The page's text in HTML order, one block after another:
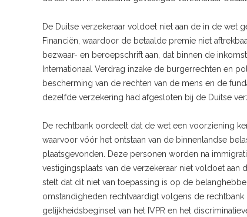
De Duitse verzekeraar voldoet niet aan de in de wet
Financiën, waardoor de betaalde premie niet
bezwaar- en beroepschrift aan, dat binnen de
Internationaal Verdrag inzake de burgerrechten en
bescherming van de rechten van de mens en de
dezelfde verzekering had afgesloten bij de Duitse
De rechtbank oordeelt dat de wet een voorziening
waarvoor vóór het ontstaan van de binnenlandse
plaatsgevonden. Deze personen worden na
vestigingsplaats van de verzekeraar niet voldoet
stelt dat dit niet van toepassing is op de
omstandigheden rechtvaardigt volgens de
gelijkheidsbeginsel van het IVPR en het